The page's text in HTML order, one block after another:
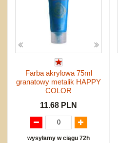
Farba akrylowa 75ml
granatowy metalik HAPPY
COLOR
11.68 PLN
wysyłamy w ciągu 72h